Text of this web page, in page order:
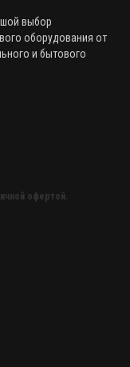
выбор
оборудования от
и бытового
офертой.